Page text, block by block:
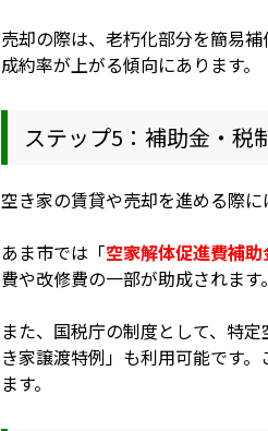
売却の際は、老朽化部分を簡易
成約率が上がる傾向にあります。
ステップ5：補助金・税
空き家の賃貸や売却を進める際
あま市では「空家解体促進費補助
費や改修費の一部が助成されます。
また、国税庁の制度として、特
き家譲渡特例」も利用可能です
ます。